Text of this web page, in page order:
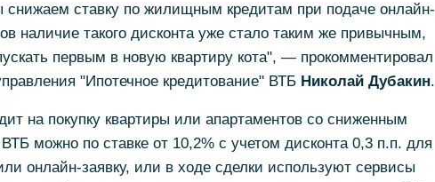
снижаем ставку по жилищным кредитам при подаче онлайн-
наличие такого дисконта уже стало таким же привычным,
первым в новую квартиру кота", — прокомментировал
"Ипотечное кредитование" ВТБ Николай Дубакин.
на покупку квартиры или апартаментов со сниженным
можно по ставке от 10,2% с учетом дисконта 0,3 п.п. для
онлайн-заявку, или в ходе сделки используют сервисы